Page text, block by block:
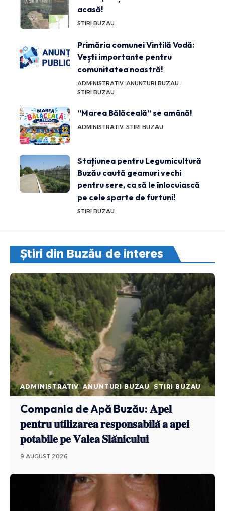
acasă!
STIRI BUZAU
Primăria comunei Vintilă Vodă:
Vești importante pentru
comunitatea noastră!
ADMINISTRATIV ANUNTURI BUZAU
STIRI BUZAU
”Marea Bălăceală” se amână!
ADMINISTRATIV STIRI BUZAU
Stațiunea pentru Legumicultură
Buzău caută geamuri vechi
pentru sere, ca să le înlocuiască
pe cele sparte de furtuni!
STIRI BUZAU
Știri din Buzău de interes
ADMINISTRATIV ANUNTURI BUZAU STIRI BUZAU
Compania de Apă Buzău: 𝐀𝐩𝐞𝐥
𝐩𝐞𝐧𝐭𝐫𝐮 𝐮𝐭𝐢𝐥𝐢𝐳𝐚𝐫𝐞𝐚 𝐫𝐞𝐬𝐩𝐨𝐧𝐬𝐚𝐛𝐢𝐥𝐚̆ 𝐚 𝐚𝐩𝐞𝐢
𝐩𝐨𝐭𝐚𝐛𝐢𝐥𝐞 𝐩𝐞 𝐕𝐚𝐥𝐞𝐚 𝐒𝐥𝐚̆𝐧𝐢𝐜𝐮𝐥𝐮𝐢
9 AUGUST 2026